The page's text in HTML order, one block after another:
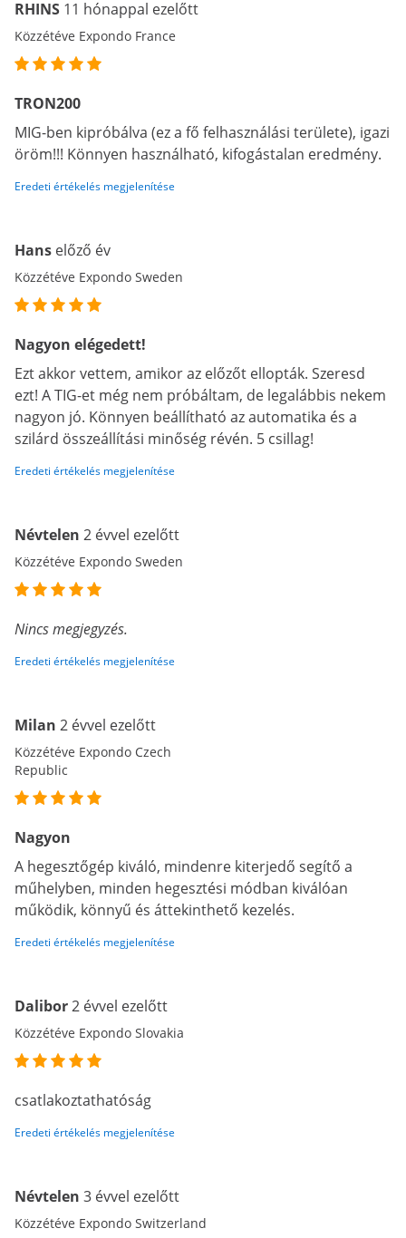
RHINS 11 hónappal ezelőtt
Közzétéve Expondo France
TRON200
MIG-ben kipróbálva (ez a fő felhasználási területe), igazi
öröm!!! Könnyen használható, kifogástalan eredmény.
Eredeti értékelés megjelenítése
Hans előző év
Közzétéve Expondo Sweden
Nagyon elégedett!
Ezt akkor vettem, amikor az előzőt ellopták. Szeresd
ezt! A TIG-et még nem próbáltam, de legalábbis nekem
nagyon jó. Könnyen beállítható az automatika és a
szilárd összeállítási minőség révén. 5 csillag!
Eredeti értékelés megjelenítése
Névtelen 2 évvel ezelőtt
Közzétéve Expondo Sweden
Nincs megjegyzés.
Eredeti értékelés megjelenítése
Milan 2 évvel ezelőtt
Közzétéve Expondo Czech
Republic
Nagyon
A hegesztőgép kiváló, mindenre kiterjedő segítő a
műhelyben, minden hegesztési módban kiválóan
működik, könnyű és áttekinthető kezelés.
Eredeti értékelés megjelenítése
Dalibor2 évvel ezelőtt
Közzétéve Expondo Slovakia
csatlakoztathatóság
Eredeti értékelés megjelenítése
Névtelen 3 évvel ezelőtt
Közzétéve Expondo Switzerland